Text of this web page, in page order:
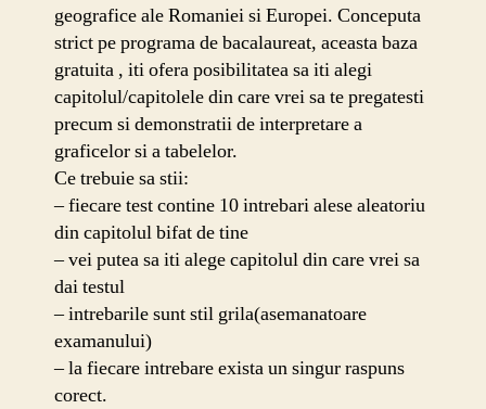
toate
capitolele
geografice ale Romaniei si Europei. Conceputa
strict pe programa de bacalaureat, aceasta baza
gratuita , iti ofera posibilitatea sa iti alegi
capitolul/capitolele din care vrei sa te pregatesti
precum si demonstratii de interpretare a
graficelor si a tabelelor.
Ce trebuie sa stii:
– fiecare test contine 10 intrebari alese aleatoriu
din capitolul bifat de tine
– vei putea sa iti alege capitolul din care vrei sa
dai testul
– intrebarile sunt stil grila(asemanatoare
examanului)
– la fiecare intrebare exista un singur raspuns
corect.